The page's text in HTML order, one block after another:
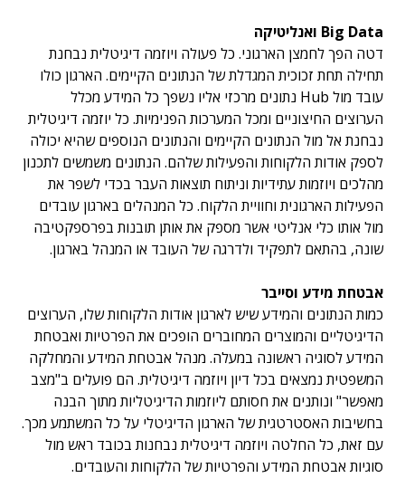
Big Data ואנליטיקה
דטה הפך לחמצן הארגוני. כל פעולה ויוזמה דיגיטלית נבחנת
תחילה תחת זכוכית המגדלת של הנתונים הקיימים. הארגון כולו
עובד מול Hub נתונים מרכזי אליו נשפך כל המידע מכלל
הערוצים החיצוניים ומכל המערכות הפנימיות. כל יוזמה דיגיטלית
נבחנת אל מול הנתונים הקיימים והנתונים הנוספים שהיא יכולה
לספק אודות הלקוחות והפעילות שלהם. הנתונים משמשים לתכנון
מהלכים ויוזמות עתידיות וניתוח תוצאות העבר בכדי לשפר את
הפעילות הארגונית וחוויית הלקוח. כל המנהלים בארגון עובדים
מול אותו כלי אנליטי אשר מספק את אותן תובנות בפרספקטיבה
שונה, בהתאם לתפקיד ולדרגה של העובד או המנהל בארגון.
אבטחת מידע וסייבר
כמות הנתונים והמידע שיש לארגון אודות הלקוחות שלו, הערוצים
הדיגיטליים והמוצרים המחוברים הופכים את הפרטיות ואבטחת
המידע לסוגיה ראשונה במעלה. מנהל אבטחת המידע והמחלקה
המשפטית נמצאים בכל דיון ויוזמה דיגיטלית. הם פועלים ב"מצב
מאפשר" ונותנים את חסותם ליוזמות הדיגיטליות מתוך הבנה
בחשיבות האסטרטגית של הארגון הדיגיטלי על כל המשתמע מכך.
עם זאת, כל החלטה ויוזמה דיגיטלית נבחנות בכובד ראש מול
סוגיות אבטחת המידע והפרטיות של הלקוחות והעובדים.